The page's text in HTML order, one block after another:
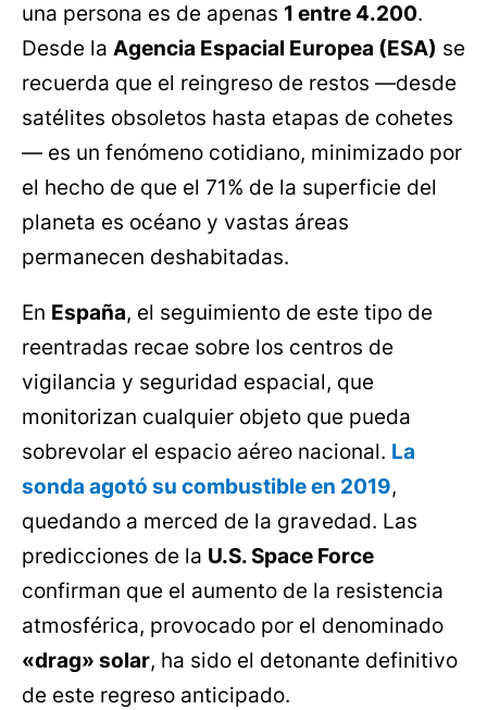
una persona es de apenas 1 entre 4.200.
Desde la Agencia Espacial Europea (ESA) se
recuerda que el reingreso de restos —desde
satélites obsoletos hasta etapas de cohetes
— es un fenómeno cotidiano, minimizado por
el hecho de que el 71% de la superficie del
planeta es océano y vastas áreas
permanecen deshabitadas.
En España, el seguimiento de este tipo de
reentradas recae sobre los centros de
vigilancia y seguridad espacial, que
monitorizan cualquier objeto que pueda
sobrevolar el espacio aéreo nacional. La
sonda agotó su combustible en 2019,
quedando a merced de la gravedad. Las
predicciones de la U.S. Space Force
confirman que el aumento de la resistencia
atmosférica, provocado por el denominado
«drag» solar, ha sido el detonante definitivo
de este regreso anticipado.